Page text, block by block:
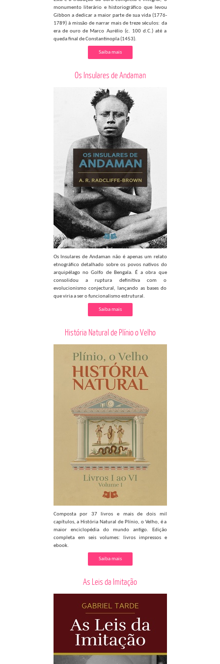
monumento literário e historiográfico que levou
Gibbon a dedicar a maior parte de sua vida (1776-
1789) à missão de narrar mais de treze séculos: da
era de ouro de Marco Aurélio (c. 100 d.C.) até a
queda final de Constantinopla (1453).
Saiba mais
Os Insulares de Andaman
Os Insulares de Andaman não é apenas um relato
etnográfico detalhado sobre os povos nativos do
arquipélago no Golfo de Bengala. É a obra que
consolidou a ruptura definitiva com o
evolucionismo conjectural, lançando as bases do
que viria a ser o funcionalismo estrutural.
Saiba mais
História Natural de Plínio o Velho
Composta por 37 livros e mais de dois mil
capítulos, a História Natural de Plínio, o Velho, é a
maior enciclopédia do mundo antigo. Edição
completa em seis volumes: livros impressos e
ebook.
Saiba mais
As Leis da Imitação